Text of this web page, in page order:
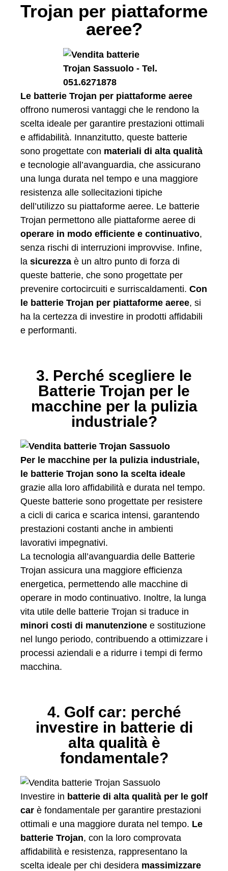
Trojan per piattaforme
aeree?
Le batterie Trojan per piattaforme aeree
offrono numerosi vantaggi che le rendono la
scelta ideale per garantire prestazioni ottimali
e affidabilità. Innanzitutto, queste batterie
sono progettate con materiali di alta qualità
e tecnologie all’avanguardia, che assicurano
una lunga durata nel tempo e una maggiore
resistenza alle sollecitazioni tipiche
dell’utilizzo su piattaforme aeree. Le batterie
Trojan permettono alle piattaforme aeree di
operare in modo efficiente e continuativo,
senza rischi di interruzioni improvvise. Infine,
la sicurezza è un altro punto di forza di
queste batterie, che sono progettate per
prevenire cortocircuiti e surriscaldamenti. Con
le batterie Trojan per piattaforme aeree, si
ha la certezza di investire in prodotti affidabili
e performanti.
3. Perché scegliere le
Batterie Trojan per le
macchine per la pulizia
industriale?
Per le macchine per la pulizia industriale,
le batterie Trojan sono la scelta ideale
grazie alla loro affidabilità e durata nel tempo.
Queste batterie sono progettate per resistere
a cicli di carica e scarica intensi, garantendo
prestazioni costanti anche in ambienti
lavorativi impegnativi.
La tecnologia all’avanguardia delle Batterie
Trojan assicura una maggiore efficienza
energetica, permettendo alle macchine di
operare in modo continuativo. Inoltre, la lunga
vita utile delle batterie Trojan si traduce in
minori costi di manutenzione e sostituzione
nel lungo periodo, contribuendo a ottimizzare i
processi aziendali e a ridurre i tempi di fermo
macchina.
4. Golf car: perché
investire in batterie di
alta qualità è
fondamentale?
Investire in batterie di alta qualità per le golf
car è fondamentale per garantire prestazioni
ottimali e una maggiore durata nel tempo. Le
batterie Trojan, con la loro comprovata
affidabilità e resistenza, rappresentano la
scelta ideale per chi desidera massimizzare